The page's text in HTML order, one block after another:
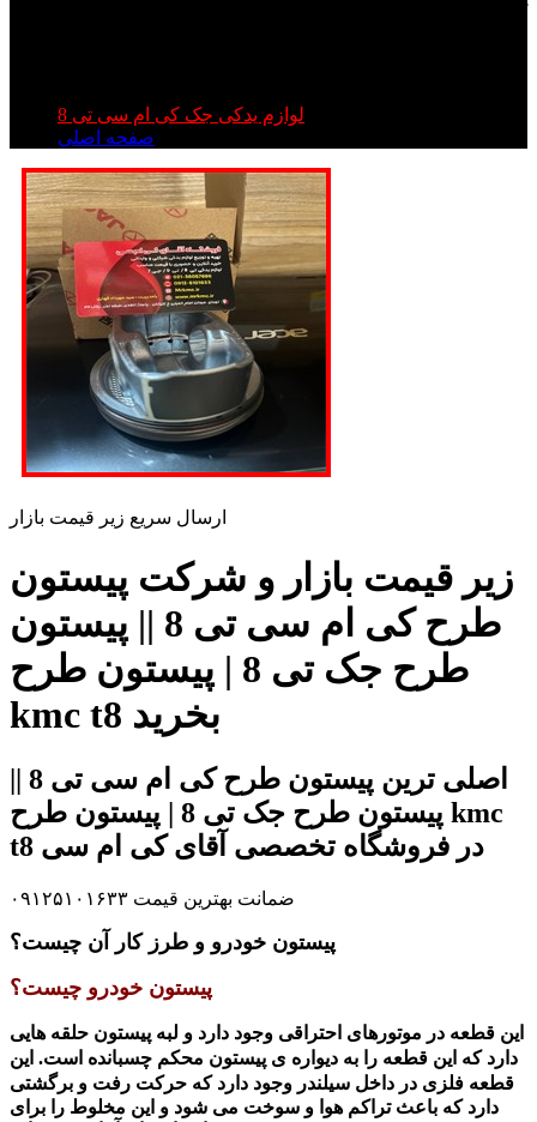
لوازم یدکی جک کی ام سی تی 8
صفحه اصلی
ارسال سریع زیر قیمت بازار
زیر قیمت بازار و شرکت پیستون
طرح کی ام سی تی 8 || پیستون
طرح جک تی 8 | پیستون طرح
kmc t8 بخرید
پیستون طرح جک تی 8 | پیستون طرح kmc
t8 در فروشگاه تخصصی آقای کی ام سی
ضمانت بهترین قیمت ۰۹۱۲۵۱۰۱۶۳۳
پیستون خودرو و طرز کار آن چیست؟
پیستون خودرو چیست؟
این قطعه در موتورهای احتراقی وجود دارد و لبه پیستون حلقه هایی
دارد که این قطعه را به دیواره ی پیستون محکم چسبانده است. این
قطعه فلزی در داخل سیلندر وجود دارد که حرکت رفت و برگشتی
دارد که باعث تراکم هوا و سوخت می شود و این مخلوط را برای